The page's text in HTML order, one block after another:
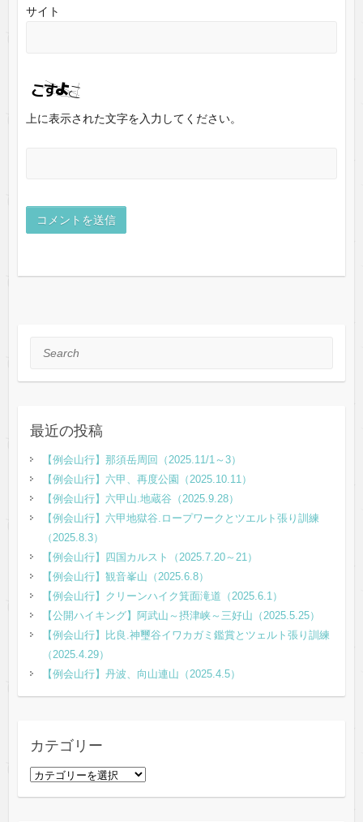
サイト
上に表示された文字を入力してください。
Search
最近の投稿
【例会山行】那須岳周回（2025.11/1～3）
【例会山行】六甲、再度公園（2025.10.11）
【例会山行】六甲山.地蔵谷（2025.9.28）
【例会山行】六甲地獄谷.ロープワークとツエルト張り訓練
（2025.8.3）
【例会山行】四国カルスト（2025.7.20～21）
【例会山行】観音峯山（2025.6.8）
【例会山行】クリーンハイク箕面滝道（2025.6.1）
【公開ハイキング】阿武山～摂津峡～三好山（2025.5.25）
【例会山行】比良.神璽谷イワカガミ鑑賞とツェルト張り訓練
（2025.4.29）
【例会山行】丹波、向山連山（2025.4.5）
カテゴリー
カ